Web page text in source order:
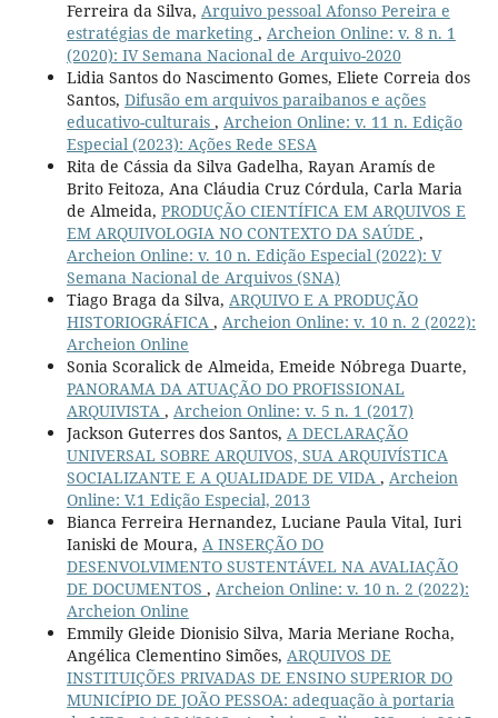
Ferreira da Silva, Arquivo pessoal Afonso Pereira e
estratégias de marketing , Archeion Online: v. 8 n. 1
(2020): IV Semana Nacional de Arquivo-2020
Lidia Santos do Nascimento Gomes, Eliete Correia dos
Santos, Difusão em arquivos paraibanos e ações
educativo-culturais , Archeion Online: v. 11 n. Edição
Especial (2023): Ações Rede SESA
Rita de Cássia da Silva Gadelha, Rayan Aramís de
Brito Feitoza, Ana Cláudia Cruz Córdula, Carla Maria
de Almeida, PRODUÇÃO CIENTÍFICA EM ARQUIVOS E
EM ARQUIVOLOGIA NO CONTEXTO DA SAÚDE ,
Archeion Online: v. 10 n. Edição Especial (2022): V
Semana Nacional de Arquivos (SNA)
Tiago Braga da Silva, ARQUIVO E A PRODUÇÃO
HISTORIOGRÁFICA , Archeion Online: v. 10 n. 2 (2022):
Archeion Online
Sonia Scoralick de Almeida, Emeide Nóbrega Duarte,
PANORAMA DA ATUAÇÃO DO PROFISSIONAL
ARQUIVISTA , Archeion Online: v. 5 n. 1 (2017)
Jackson Guterres dos Santos, A DECLARAÇÃO
UNIVERSAL SOBRE ARQUIVOS, SUA ARQUIVÍSTICA
SOCIALIZANTE E A QUALIDADE DE VIDA , Archeion
Online: V.1 Edição Especial, 2013
Bianca Ferreira Hernandez, Luciane Paula Vital, Iuri
Ianiski de Moura, A INSERÇÃO DO
DESENVOLVIMENTO SUSTENTÁVEL NA AVALIAÇÃO
DE DOCUMENTOS , Archeion Online: v. 10 n. 2 (2022):
Archeion Online
Emmily Gleide Dionisio Silva, Maria Meriane Rocha,
Angélica Clementino Simões, ARQUIVOS DE
INSTITUIÇÕES PRIVADAS DE ENSINO SUPERIOR DO
MUNICÍPIO DE JOÃO PESSOA: adequação à portaria